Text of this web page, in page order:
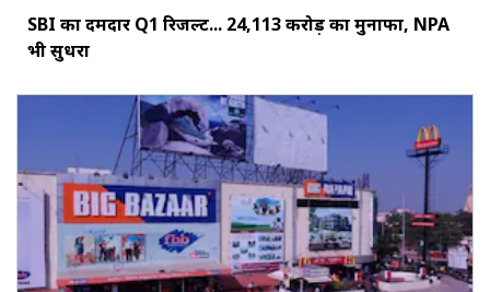
SBI का दमदार Q1 रिजल्ट... ₹24,113 करोड़ का मुनाफा, NPA
भी सुधरा